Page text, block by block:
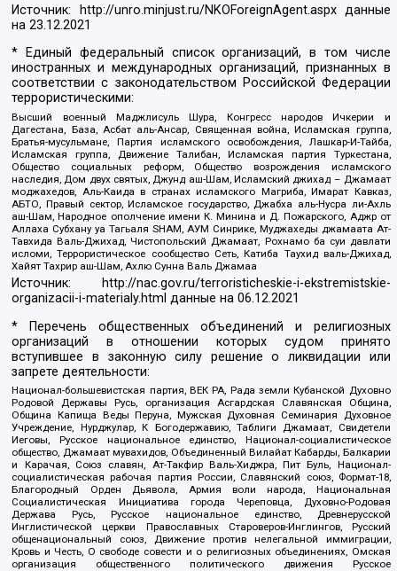
Источник: http://unro.minjust.ru/NKOForeignAgent.aspxданные
на23.12.2021
* Единый федеральный список организаций, в том числе
иностранных и международных организаций, признанных в
соответствии с законодательством Российской Федерации
террористическими:
Высший военный Маджлисуль Шура, Конгресс народов Ичкерии и
Дагестана, База, Асбат аль-Ансар, Священная война, Исламская группа,
Братья-мусульмане, Партия исламского освобождения, Лашкар-И-Тайба,
Исламская группа, Движение Талибан, Исламская партия Туркестана,
Общество социальных реформ, Общество возрождения исламского
наследия, Дом двух святых, Джунд аш-Шам, Исламский джихад – Джамаат
моджахедов, Аль-Каида в странах исламского Магриба, Имарат Кавказ,
АБТО, Правый сектор, Исламское государство, Джабха аль-Нусра ли-Ахль
аш-Шам, Народное ополчение имени К. Минина и Д. Пожарского, Аджр от
Аллаха Субхану уа Тагьаля SHAM, АУМ Синрике, Муджахеды джамаата Ат-
Тавхида Валь-Джихад, Чистопольский Джамаат, Рохнамо ба суи давлати
исломи, Террористическое сообщество Сеть, Катиба Таухид валь-Джихад,
Хайят Тахрир аш-Шам, Ахлю Сунна Валь Джамаа
Источник:
http://nac.gov.ru/terroristicheskie-i-ekstremistskie-
organizacii-i-materialy.html данные на06.12.2021
* Перечень общественных объединений и религиозных
организаций в отношении которых судом принято
вступившее в законную силу решение о ликвидации или
запрете деятельности:
Национал-большевистская партия, ВЕК РА, Рада земли Кубанской Духовно
Родовой Державы Русь, организация Асгардская Славянская Община,
Община Капища Веды Перуна, Мужская Духовная Семинария Духовное
Учреждение, Нурджулар, К Богодержавию, Таблиги Джамаат, Свидетели
Иеговы, Русское национальное единство, Национал-социалистическое
общество, Джамаат мувахидов, Объединенный Вилайат Кабарды, Балкарии
и Карачая, Союз славян, Ат-Такфир Валь-Хиджра, Пит Буль, Национал-
социалистическая рабочая партия России, Славянский союз, Формат-18,
Благородный Орден Дьявола, Армия воли народа, Национальная
Социалистическая Инициатива города Череповца, Духовно-Родовая
Держава Русь, Русское национальное единство, Древнерусской
Инглистической церкви Православных Староверов-Инглингов, Русский
общенациональный союз, Движение против нелегальной иммиграции,
Кровь и Честь, О свободе совести и о религиозных объединениях, Омская
организация общественного политического движения Русское